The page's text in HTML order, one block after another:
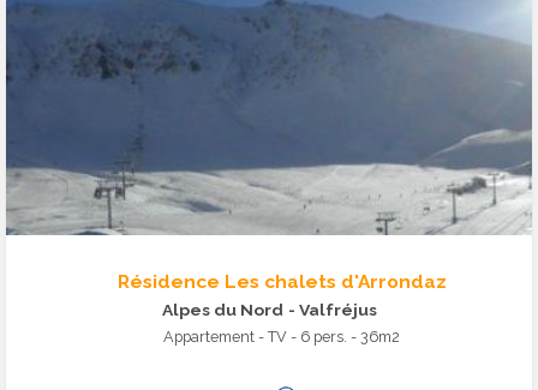
Résidence Les chalets d'Arrondaz
Alpes du Nord - Valfréjus
Appartement - TV - 6 pers. - 36m2